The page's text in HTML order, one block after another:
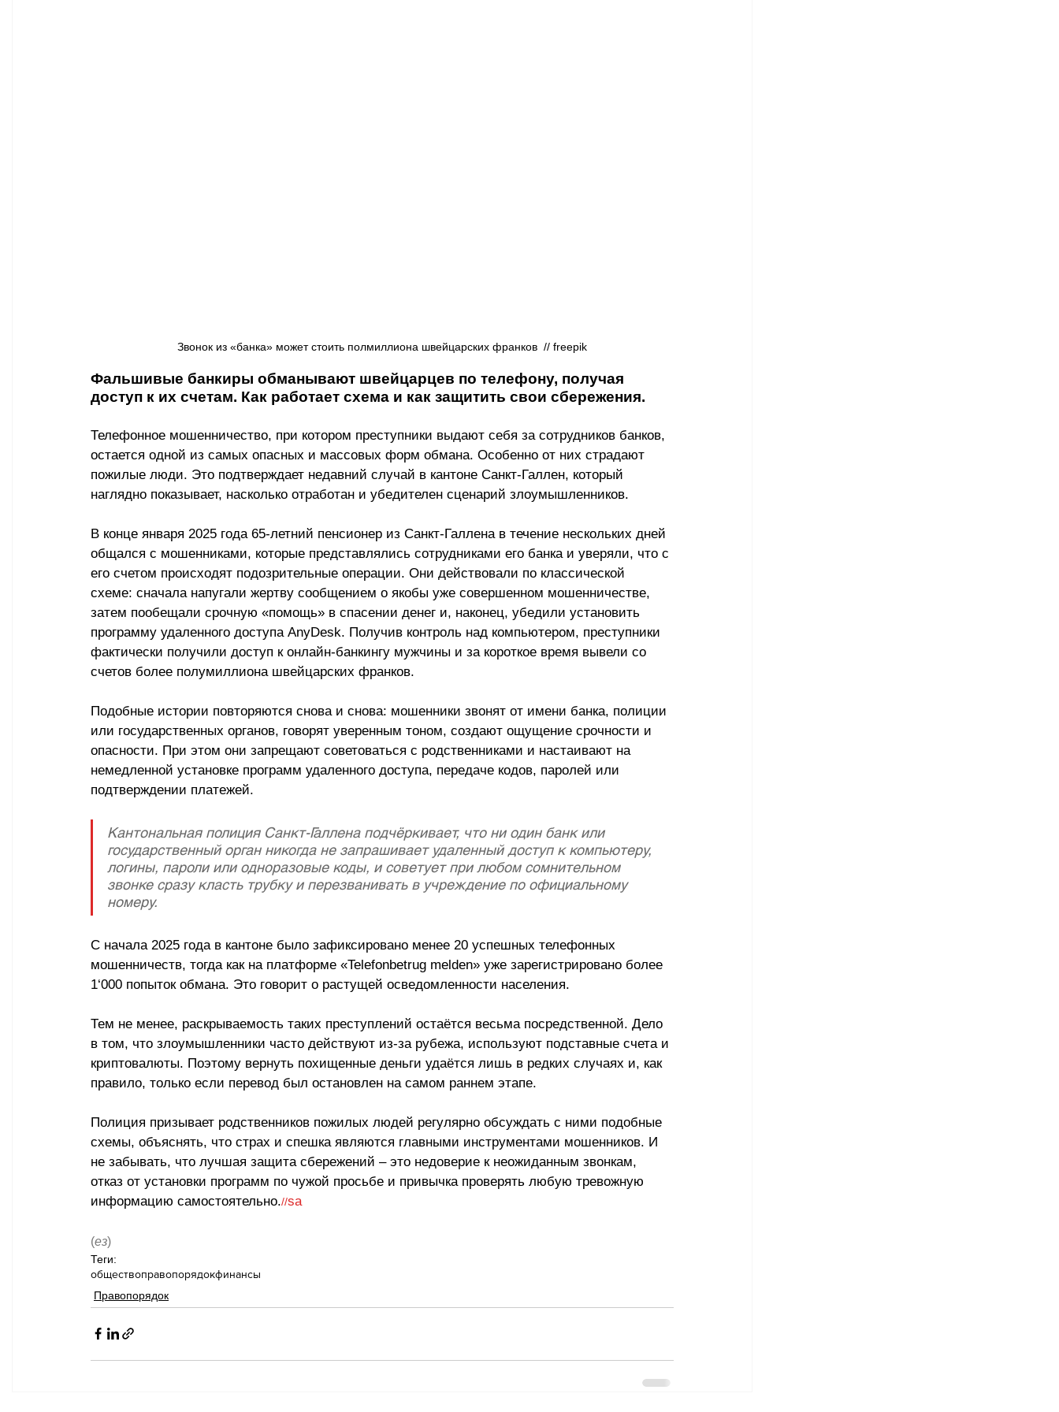
Звонок из «банка» может стоить полмиллиона швейцарских франков  // freepik
Фальшивые банкиры обманывают швейцарцев по телефону, получая
доступ к их счетам. Как работает схема и как защитить свои сбережения.
Телефонное мошенничество, при котором преступники выдают себя за сотрудников банков,
остается одной из самых опасных и массовых форм обмана. Особенно от них страдают
пожилые люди. Это подтверждает недавний случай в кантоне Санкт-Галлен, который
наглядно показывает, насколько отработан и убедителен сценарий злоумышленников.
В конце января 2025 года 65-летний пенсионер из Санкт-Галлена в течение нескольких дней
общался с мошенниками, которые представлялись сотрудниками его банка и уверяли, что с
его счетом происходят подозрительные операции. Они действовали по классической
схеме: сначала напугали жертву сообщением о якобы уже совершенном мошенничестве,
затем пообещали срочную «помощь» в спасении денег и, наконец, убедили установить
программу удаленного доступа AnyDesk. Получив контроль над компьютером, преступники
фактически получили доступ к онлайн-банкингу мужчины и за короткое время вывели со
счетов более полумиллиона швейцарских франков.
Подобные истории повторяются снова и снова: мошенники звонят от имени банка, полиции
или государственных органов, говорят уверенным тоном, создают ощущение срочности и
опасности. При этом они запрещают советоваться с родственниками и настаивают на
немедленной установке программ удаленного доступа, передаче кодов, паролей или
подтверждении платежей.
Кантональная полиция Санкт-Галлена подчёркивает, что ни один банк или
государственный орган никогда не запрашивает удаленный доступ к компьютеру,
логины, пароли или одноразовые коды, и советует при любом сомнительном
звонке сразу класть трубку и перезванивать в учреждение по официальному
номеру.
С начала 2025 года в кантоне было зафиксировано менее 20 успешных телефонных
мошенничеств, тогда как на платформе «Telefonbetrug melden» уже зарегистрировано более
1‘000 попыток обмана. Это говорит о растущей осведомленности населения.
Тем не менее, раскрываемость таких преступлений остаётся весьма посредственной. Дело
в том, что злоумышленники часто действуют из-за рубежа, используют подставные счета и
криптовалюты. Поэтому вернуть похищенные деньги удаётся лишь в редких случаях и, как
правило, только если перевод был остановлен на самом раннем этапе.
Полиция призывает родственников пожилых людей регулярно обсуждать с ними подобные
схемы, объяснять, что страх и спешка являются главными инструментами мошенников. И
не забывать, что лучшая защита сбережений – это недоверие к неожиданным звонкам,
отказ от установки программ по чужой просьбе и привычка проверять любую тревожную
информацию самостоятельно.//sa
(ез)
Теги:
обществоправопорядокфинансы
Правопорядок